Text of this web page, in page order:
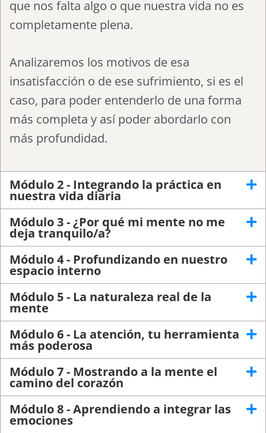
que nos falta algo o que nuestra vida no es
completamente plena.
Analizaremos los motivos de esa
insatisfacción o de ese sufrimiento, si es el
caso, para poder entenderlo de una forma
más completa y así poder abordarlo con
más profundidad.
Módulo 2 - Integrando la práctica en
nuestra vida diaria
Módulo 3 - ¿Por qué mi mente no me
deja tranquilo/a?
Módulo 4 - Profundizando en nuestro
espacio interno
Módulo 5 - La naturaleza real de la
mente
Módulo 6 - La atención, tu herramienta
más poderosa
Módulo 7 - Mostrando a la mente el
camino del corazón
Módulo 8 - Aprendiendo a integrar las
emociones